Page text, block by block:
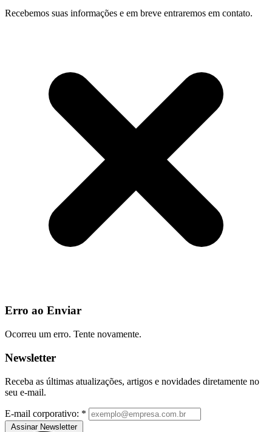
Recebemos suas informações e em breve entraremos em contato.
Erro ao Enviar
Ocorreu um erro. Tente novamente.
Newsletter
Receba as últimas atualizações, artigos e novidades diretamente no
seu e-mail.
E-mail corporativo: *
Assinar Newsletter